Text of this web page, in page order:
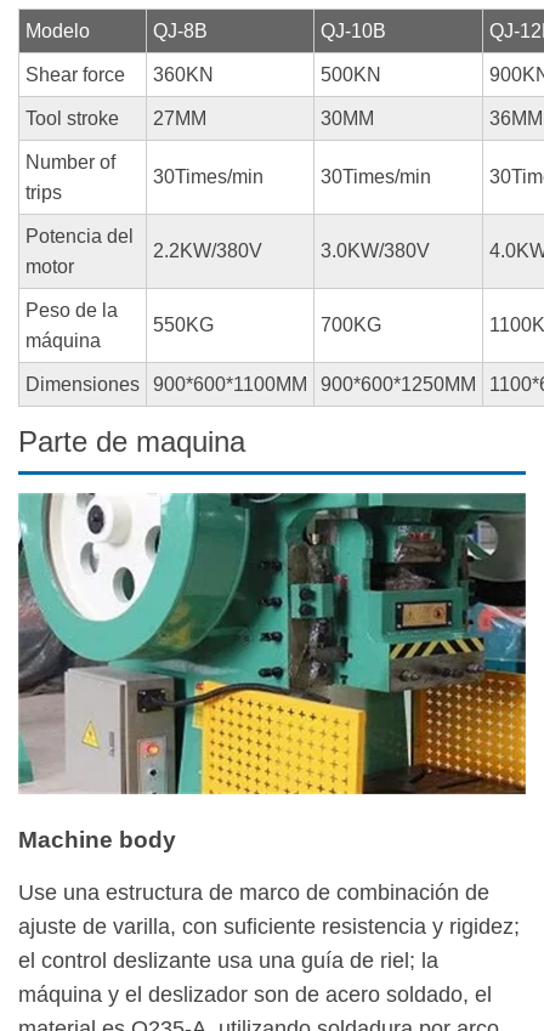
Modelo QJ-8B QJ-10B QJ-
Shear force 360KN 500KN
Tool stroke 27MM 30MM 36MM
Number of
trips
30Times/min 30Times/min
Potencia del
motor
2.2KW/380V 3.0KW/380V
Peso de la
máquina
550KG 700KG
Dimensiones 900*600*1100MM 900*600*1250MM
Parte de maquina
Machine body
Use una estructura de marco de combinación de
ajuste de varilla, con suficiente resistencia y rigidez;
el control deslizante usa una guía de riel; la
máquina y el deslizador son de acero soldado, el